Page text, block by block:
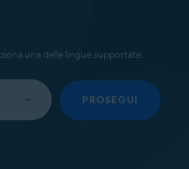
una delle lingue supportate:
PROSEGUI